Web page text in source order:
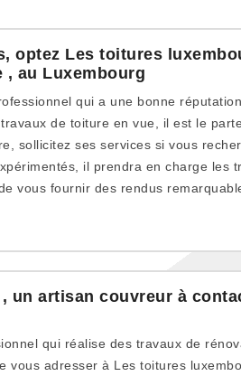
optez Les toitures
au Luxembourg
qui a une bonne
de toiture en vue, il est le
sollicitez ses services si vous
il prendra en charge les
vous fournir des rendus
un artisan couvreur à
qui réalise des travaux de
vous adresser à Les toitures